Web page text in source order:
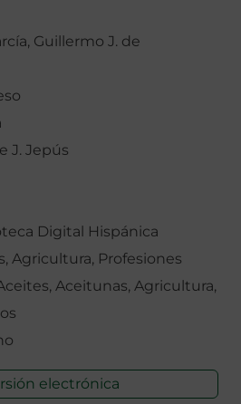
Guillermo J. de
J. Jepús
Digital Hispánica
Agricultura, Profesiones
Aceitunas, Agricultura,
electrónica